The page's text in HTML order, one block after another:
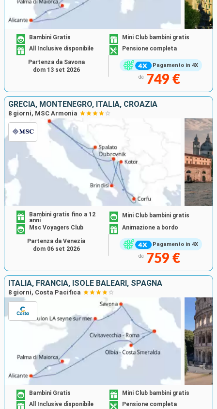
Pagamento in 4X
Bambini Gratis
Mini Club bambini gratis
All Inclusive disponibile
Pensione completa
da 749 €
Partenza da Savona
dom 13 set 2026
GRECIA, MONTENEGRO, ITALIA, CROAZIA
8 giorni, MSC Armonia
Pagamento in 4X
Bambini gratis fino a 12
anni
Mini Club bambini gratis
Msc Voyagers Club
Animazione a bordo
da 759 €
Partenza da Venezia
dom 06 set 2026
ITALIA, FRANCIA, ISOLE BALEARI, SPAGNA
8 giorni, Costa Pacifica
Bambini Gratis
Mini Club bambini gratis
All Inclusive disponibile
Pensione completa